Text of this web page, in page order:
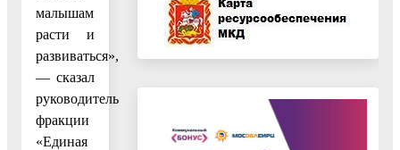
малышам
расти и
развиваться»,
— сказал
руководитель
фракции
«Единая